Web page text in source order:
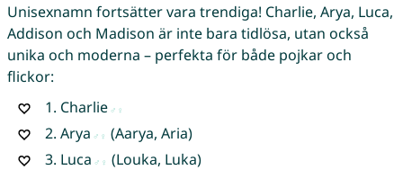
Unisexnamn fortsätter vara trendiga! Charlie, Arya, Luca,
Addison och Madison är inte bara tidlösa, utan också
unika och moderna – perfekta för både pojkar och
flickor:
1. Charlie
2. Arya
(Aarya, Aria)
3. Luca
(Louka, Luka)